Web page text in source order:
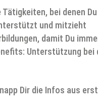
bei denen
und mitzieht
damit Du
Unterstützung
Dir die Infos aus